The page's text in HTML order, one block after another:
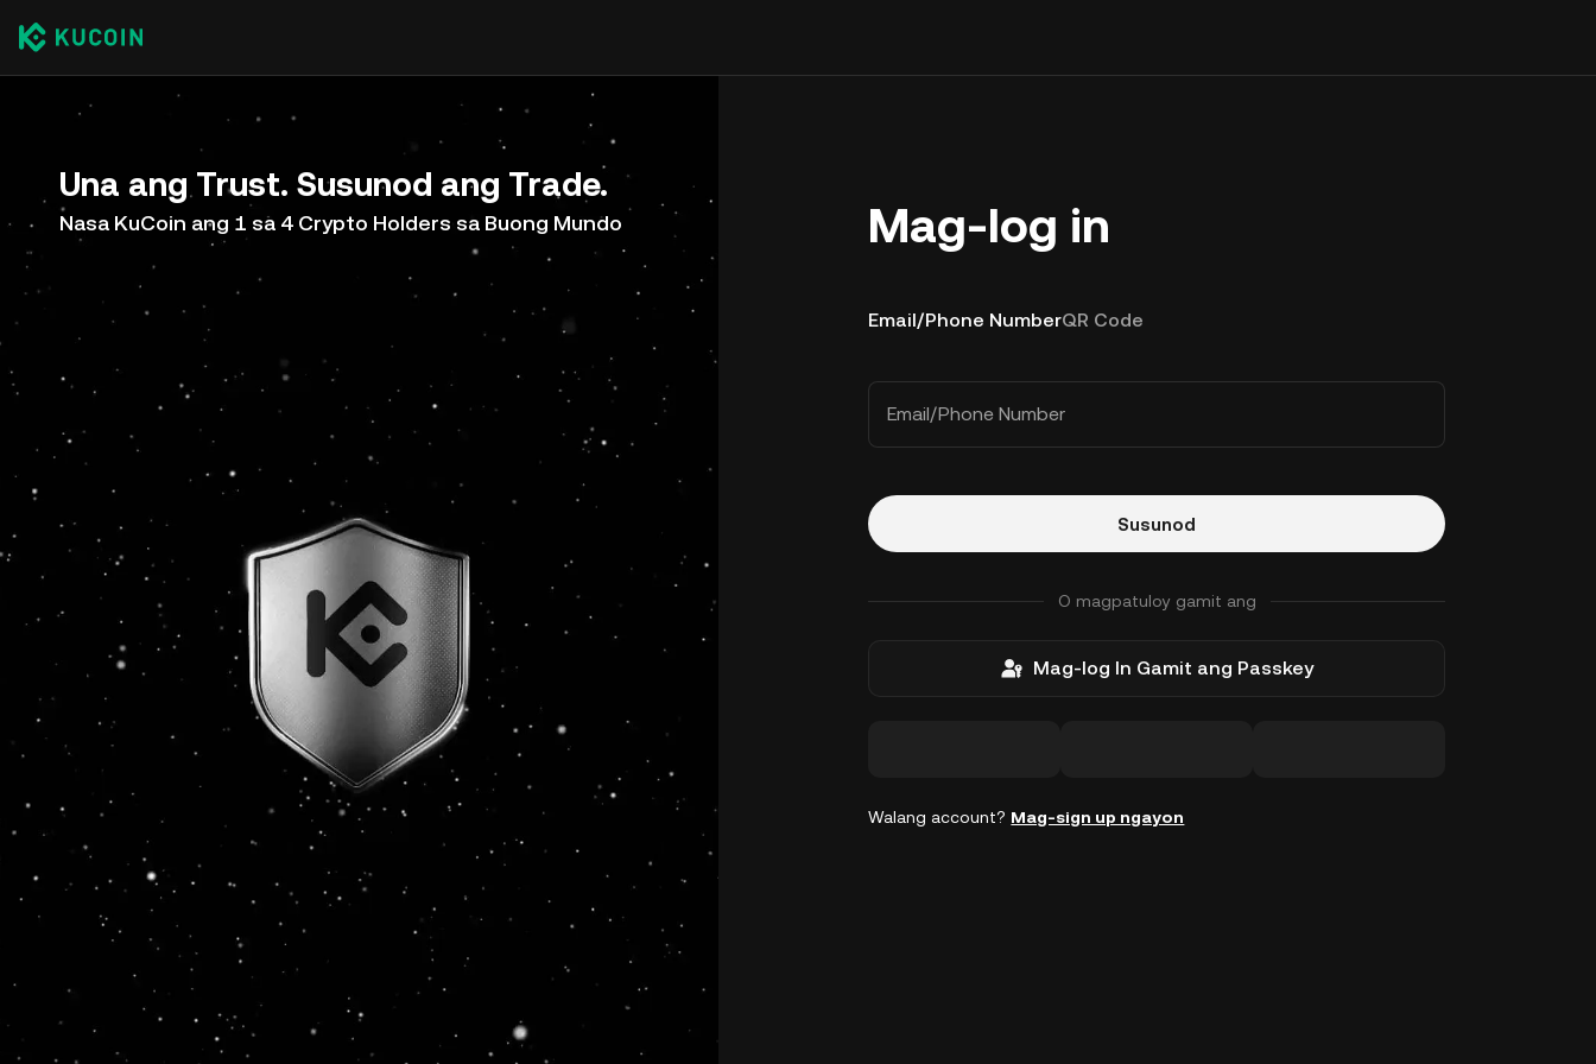
Una ang Trust. Susunod ang Trade.
Nasa KuCoin ang 1 sa 4 Crypto Holders sa Buong Mundo Mag-log in
Email/Phone NumberQR Code
Email/Phone Number
Susunod
O magpatuloy gamit ang
Mag-log In Gamit ang Passkey
Walang account? Mag-sign up ngayon